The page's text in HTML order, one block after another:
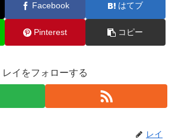
Facebook はてブ
Pinterest コピー
レイをフォローする
レイ